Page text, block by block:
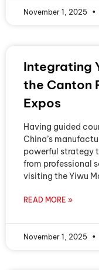
November 1, 2025
Integrating
the Canton
Expos
Having guided
China’s
powerful strategy
from professional
visiting the Yiwu
READ MORE »
November 1, 2025